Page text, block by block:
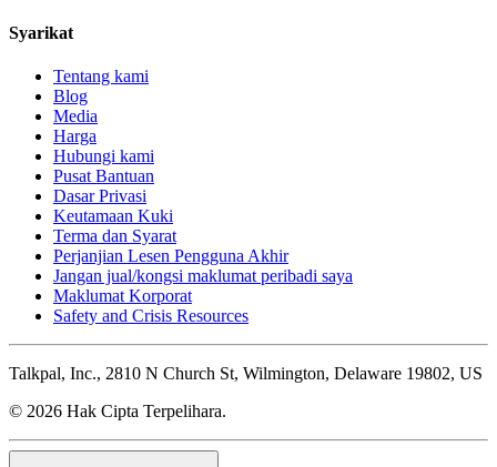
Syarikat
Tentang kami
Blog
Media
Harga
Hubungi kami
Pusat Bantuan
Dasar Privasi
Keutamaan Kuki
Terma dan Syarat
Perjanjian Lesen Pengguna Akhir
Jangan jual/kongsi maklumat peribadi saya
Maklumat Korporat
Safety and Crisis Resources
Talkpal, Inc., 2810 N Church St, Wilmington, Delaware 19802, US
© 2026 Hak Cipta Terpelihara.